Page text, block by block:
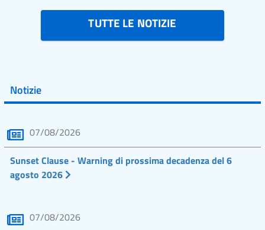
TUTTE LE NOTIZIE
Notizie
07/08/2026
Sunset Clause - Warning di prossima decadenza del 6
agosto 2026
07/08/2026